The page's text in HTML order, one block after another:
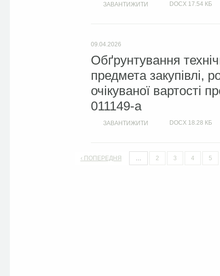
ЗАВАНТИЖИТИ DOCX 17.54 КБ
09.04.2026
Обґрунтування
предмета закупівлі,
очікуваної вартості
011149-a
ЗАВАНТИЖИТИ DOCX 18.28 КБ
‹ ПОПЕРЕДНЯ … 2 3 4 5